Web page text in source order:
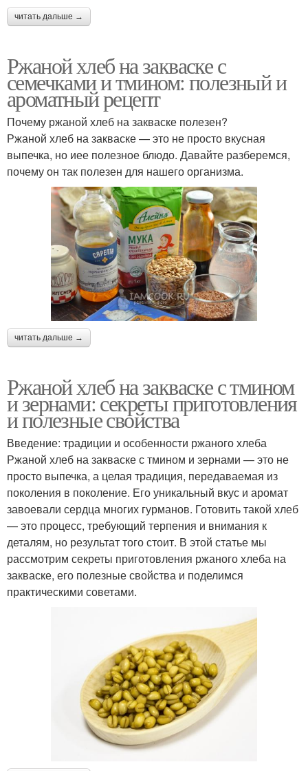
читать дальше →
Ржаной хлеб на закваске с
семечками и тмином: полезный и
ароматный рецепт
Почему ржаной хлеб на закваске полезен?
Ржаной хлеб на закваске — это не просто вкусная
выпечка, но иее полезное блюдо. Давайте разберемся,
почему он так полезен для нашего организма.
читать дальше →
Ржаной хлеб на закваске с тмином
и зернами: секреты приготовления
и полезные свойства
Введение: традиции и особенности ржаного хлеба
Ржаной хлеб на закваске с тмином и зернами — это не
просто выпечка, а целая традиция, передаваемая из
поколения в поколение. Его уникальный вкус и аромат
завоевали сердца многих гурманов. Готовить такой хлеб
— это процесс, требующий терпения и внимания к
деталям, но результат того стоит. В этой статье мы
рассмотрим секреты приготовления ржаного хлеба на
закваске, его полезные свойства и поделимся
практическими советами.